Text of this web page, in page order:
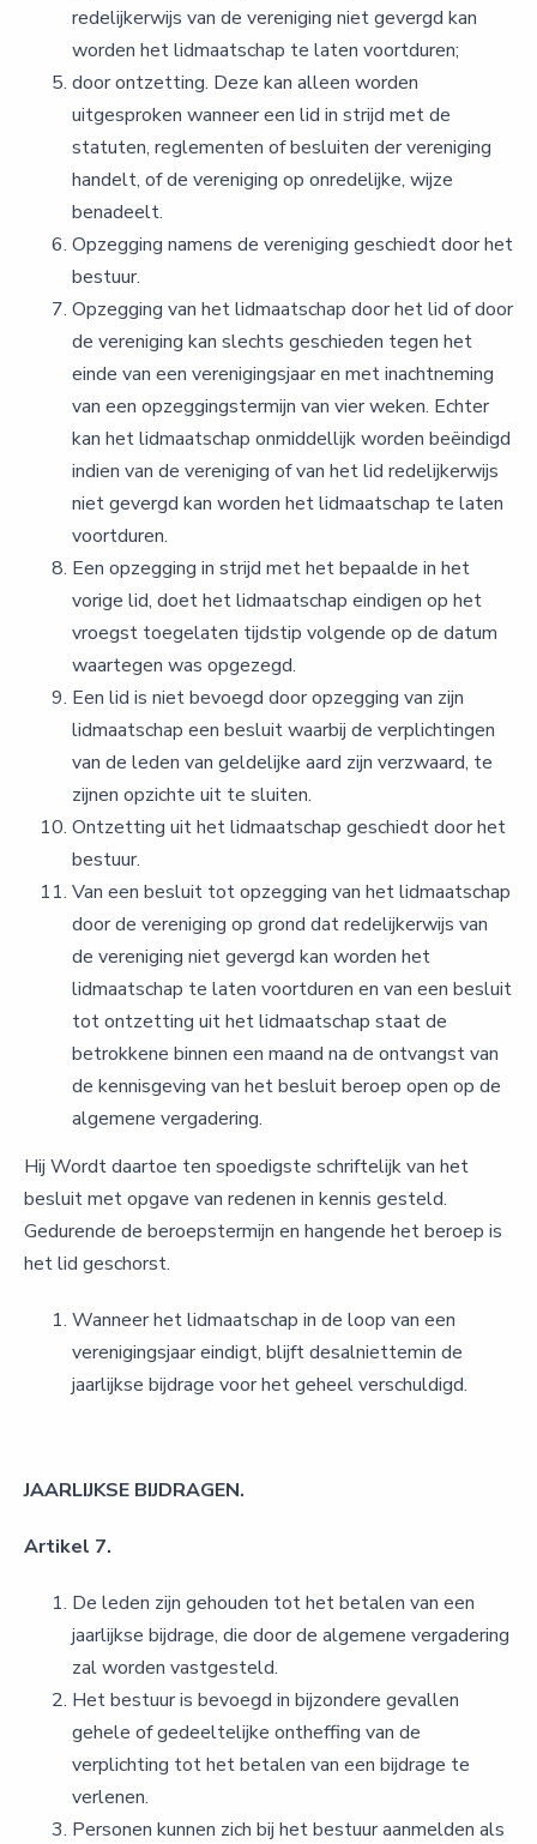
redelijkerwijs van de vereniging niet gevergd kan
worden het lidmaatschap te laten voortduren;
door ontzetting. Deze kan alleen worden
uitgesproken wanneer een lid in strijd met de
statuten, reglementen of besluiten der vereniging
handelt, of de vereniging op onredelijke, wijze
benadeelt.
Opzegging namens de vereniging geschiedt door het
bestuur.
Opzegging van het lidmaatschap door het lid of door
de vereniging kan slechts geschieden tegen het
einde van een verenigingsjaar en met inachtneming
van een opzeggingstermijn van vier weken. Echter
kan het lidmaatschap onmiddellijk worden beëindigd
indien van de vereniging of van het lid redelijkerwijs
niet gevergd kan worden het lidmaatschap te laten
voortduren.
Een opzegging in strijd met het bepaalde in het
vorige lid, doet het lidmaatschap eindigen op het
vroegst toegelaten tijdstip volgende op de datum
waartegen was opgezegd.
Een lid is niet bevoegd door opzegging van zijn
lidmaatschap een besluit waarbij de verplichtingen
van de leden van geldelijke aard zijn verzwaard, te
zijnen opzichte uit te sluiten.
Ontzetting uit het lidmaatschap geschiedt door het
bestuur.
Van een besluit tot opzegging van het lidmaatschap
door de vereniging op grond dat redelijkerwijs van
de vereniging niet gevergd kan worden het
lidmaatschap te laten voortduren en van een besluit
tot ontzetting uit het lidmaatschap staat de
betrokkene binnen een maand na de ontvangst van
de kennisgeving van het besluit beroep open op de
algemene vergadering.
Hij Wordt daartoe ten spoedigste schriftelijk van het
besluit met opgave van redenen in kennis gesteld.
Gedurende de beroepstermijn en hangende het beroep is
het lid geschorst.
Wanneer het lidmaatschap in de loop van een
verenigingsjaar eindigt, blijft desalniettemin de
jaarlijkse bijdrage voor het geheel verschuldigd.
JAARLIJKSE BIJDRAGEN.
Artikel 7.
De leden zijn gehouden tot het betalen van een
jaarlijkse bijdrage, die door de algemene vergadering
zal worden vastgesteld.
Het bestuur is bevoegd in bijzondere gevallen
gehele of gedeeltelijke ontheffing van de
verplichting tot het betalen van een bijdrage te
verlenen.
Personen kunnen zich bij het bestuur aanmelden als